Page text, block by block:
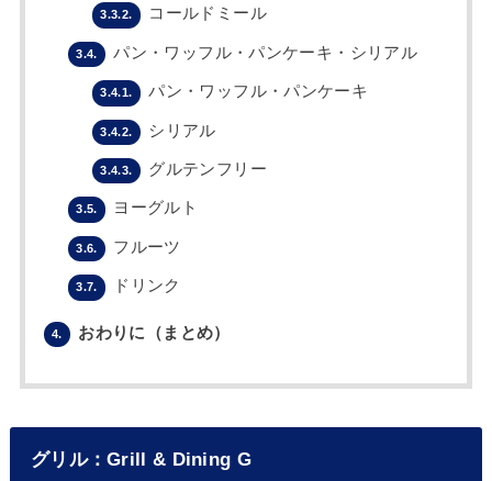
3.3.2. コールドミール
3.4. パン・ワッフル・パンケーキ・シリアル
3.4.1. パン・ワッフル・パンケーキ
3.4.2. シリアル
3.4.3. グルテンフリー
3.5. ヨーグルト
3.6. フルーツ
3.7. ドリンク
4. おわりに（まとめ）
グリル：Grill & Dining G